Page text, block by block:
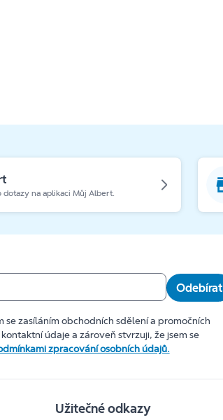
dotazy na aplikaci Můj Albert.
Odebírat
se zasíláním obchodních sdělení a promočních
údaje a zároveň stvrzuji, že jsem se
zpracování osobních údajů.
Užitečné odkazy